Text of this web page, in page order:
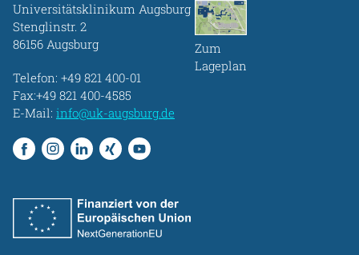
Notaufnahme
Anreise
Universitätsklinikum Augsburg
Stenglinstr. 2
86156 Augsburg
Telefon: +49 821 400-01
Fax:+49 821 400-4585
E-Mail: info@uk-augsburg.de
Zum
Lageplan